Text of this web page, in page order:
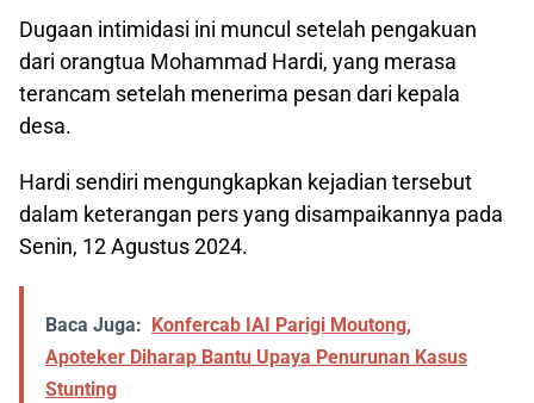
Dugaan intimidasi ini muncul setelah pengakuan
dari orangtua Mohammad Hardi, yang merasa
terancam setelah menerima pesan dari kepala
desa.
Hardi sendiri mengungkapkan kejadian tersebut
dalam keterangan pers yang disampaikannya pada
Senin, 12 Agustus 2024.
Baca Juga: Konfercab IAI Parigi Moutong,
Apoteker Diharap Bantu Upaya Penurunan Kasus
Stunting